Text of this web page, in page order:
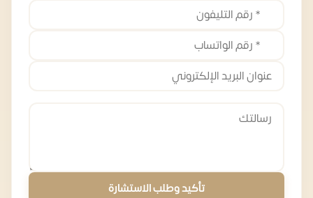
تأكيد وطلب الاستشارة